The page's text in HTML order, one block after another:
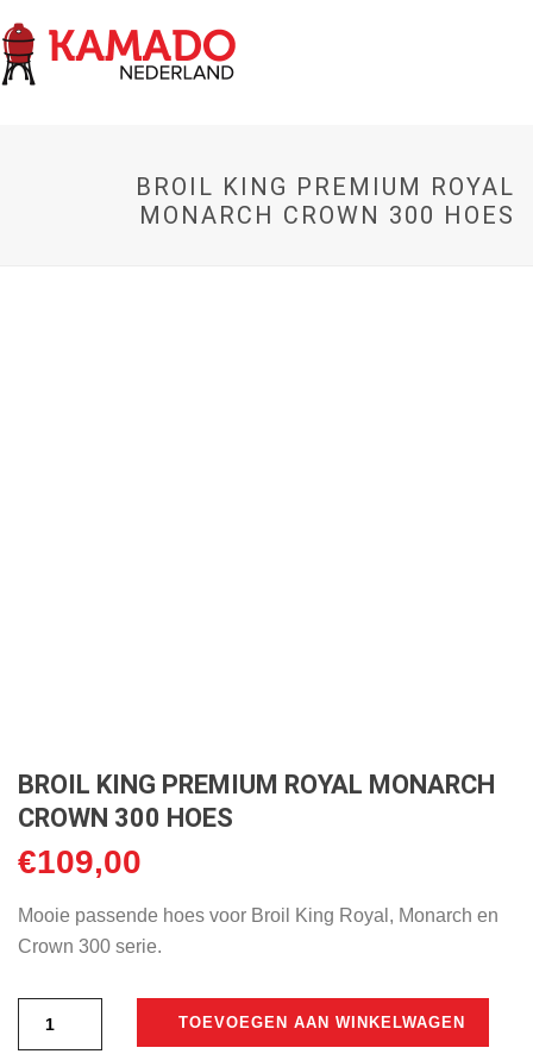
BROIL KING PREMIUM ROYAL
MONARCH CROWN 300 HOES
BROIL KING PREMIUM ROYAL MONARCH
CROWN 300 HOES
€109,00
Mooie passende hoes voor Broil King Royal, Monarch en
Crown 300 serie.
TOEVOEGEN AAN WINKELWAGEN